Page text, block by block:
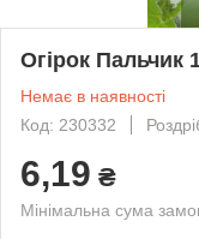
Огірок Пальчик
Немає в наявності
Код: 230332
6,19 ₴
Мінімальна сума